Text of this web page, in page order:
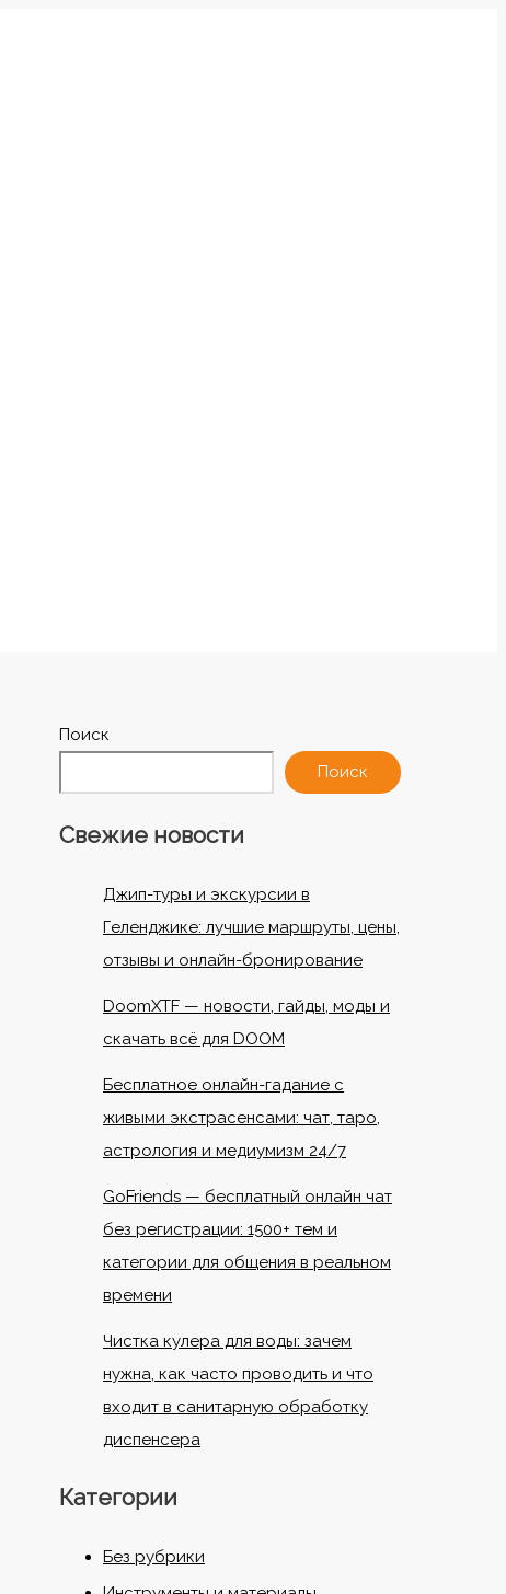
Поиск
Поиск
Свежие новости
Джип-туры и экскурсии в
Геленджике: лучшие маршруты, цены,
отзывы и онлайн-бронирование
DoomXTF — новости, гайды, моды и
скачать всё для DOOM
Бесплатное онлайн-гадание с
живыми экстрасенсами: чат, таро,
астрология и медиумизм 24/7
GoFriends — бесплатный онлайн чат
без регистрации: 1500+ тем и
категории для общения в реальном
времени
Чистка кулера для воды: зачем
нужна, как часто проводить и что
входит в санитарную обработку
диспенсера
Категории
Без рубрики